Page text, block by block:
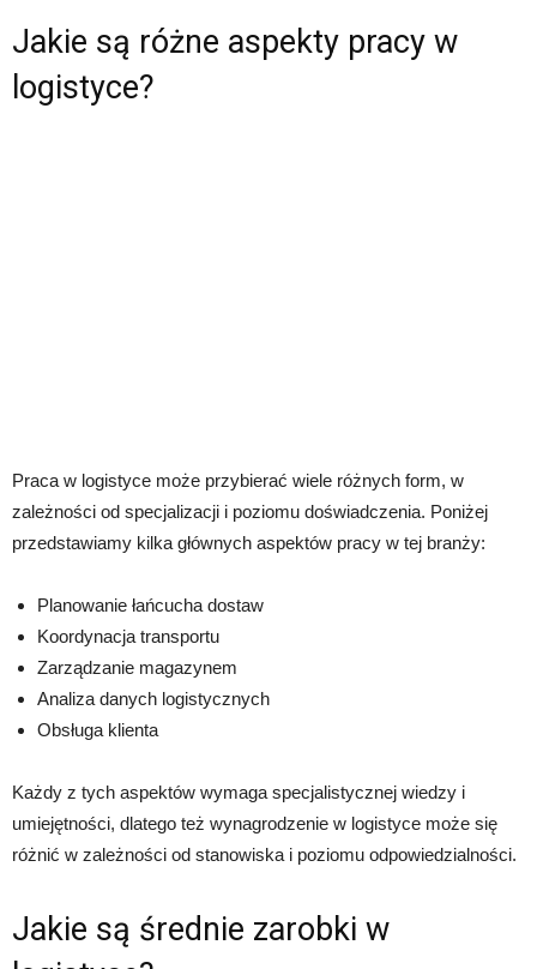
Jakie są różne aspekty pracy w
logistyce?
Praca w logistyce może przybierać wiele różnych form, w
zależności od specjalizacji i poziomu doświadczenia. Poniżej
przedstawiamy kilka głównych aspektów pracy w tej branży:
Planowanie łańcucha dostaw
Koordynacja transportu
Zarządzanie magazynem
Analiza danych logistycznych
Obsługa klienta
Każdy z tych aspektów wymaga specjalistycznej wiedzy i
umiejętności, dlatego też wynagrodzenie w logistyce może się
różnić w zależności od stanowiska i poziomu odpowiedzialności.
Jakie są średnie zarobki w